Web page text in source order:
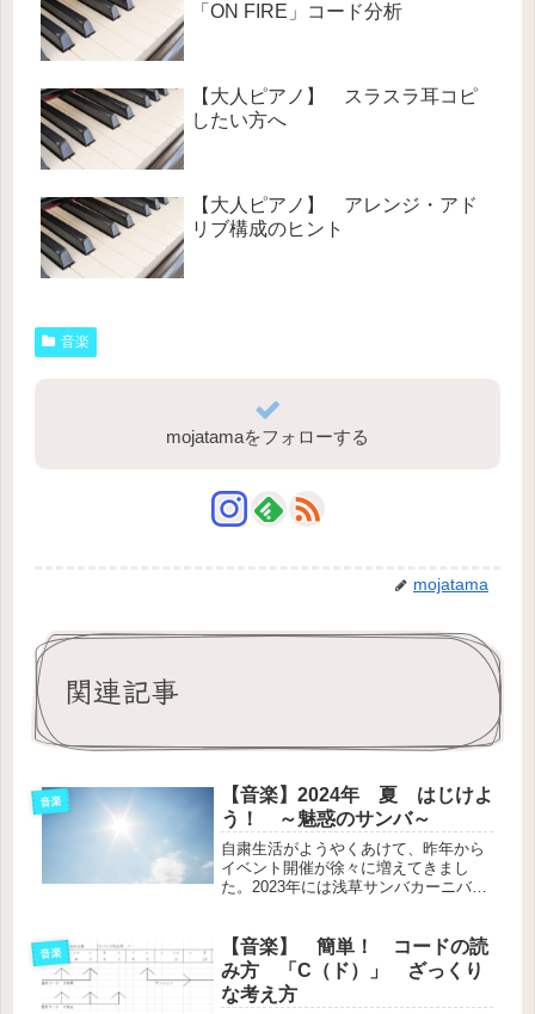
「ON FIRE」コード分析
【大人ピアノ】 スラスラ耳コピ
したい方へ
【大人ピアノ】 アレンジ・アド
リブ構成のヒント
音楽
mojatamaをフォローする
mojatama
関連記事
音楽
【音楽】2024年 夏 はじけよ
う！ ～魅惑のサンバ～
自粛生活がようやくあけて、昨年から
イベント開催が徐々に増えてきまし
た。2023年には浅草サンバカーニバル
年2024年にももうすぐサンバカーニバ
ルの季節がやってきますよ。
音楽
【音楽】 簡単！ コードの読
み方 「C（ド）」 ざっくり
な考え方